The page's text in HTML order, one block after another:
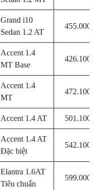
Grand i10
Sedan 1.2 AT
Accent 1.4
MT Base
Accent 1.4
MT
Accent 1.4 AT
Accent 1.4 AT
Đặc biệt
Elantra 1.6AT
Tiêu chuẩn